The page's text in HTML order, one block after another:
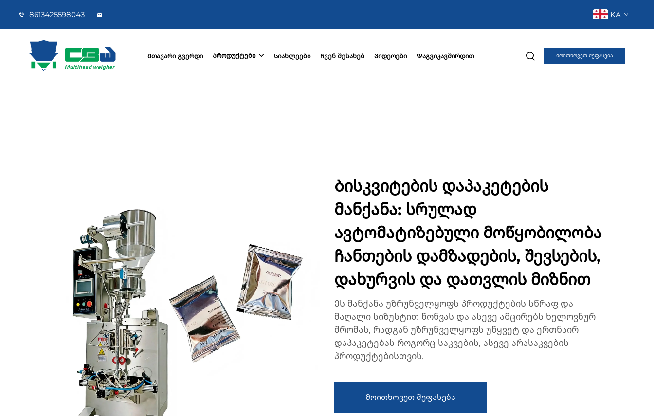
8613425598043 KA
Მთავარი გვერდი Პროდუქტები Სიახლეები Ჩვენ შესახებ Ვიდეოები Დაგვიკავშირდით Მოითხოვეთ შეფასება
Ბისკვიტების დაპაკეტების
მანქანა: სრულად
ავტომატიზებული მოწყობილობა
ჩანთების დამზადების, შევსების,
დახურვის და დათვლის მიზნით
Ეს მანქანა უზრუნველყოფს პროდუქტების სწრაფ და
მაღალი სიზუსტით წონვას და ასევე ამცირებს ხელოვნურ
შრომას, რადგან უზრუნველყოფს უწყვეტ და ერთნაირ
დაპაკეტებას როგორც საკვების, ასევე არასაკვების
პროდუქტებისთვის.
Მოითხოვეთ შეფასება